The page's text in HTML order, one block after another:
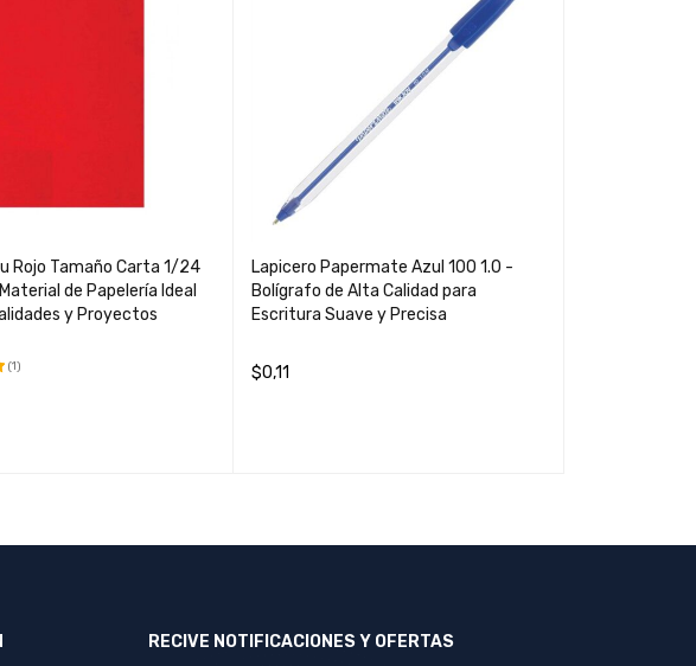
Rojo Tamaño Carta 1/24
de Papelería Ideal
y Proyectos
(1)
Lapicero Papermate Azul 100 1.0 -
Bolígrafo de Alta Calidad para
Escritura Suave y Precisa
$0,11
RECIVE NOTIFICACIONES Y OFERTAS